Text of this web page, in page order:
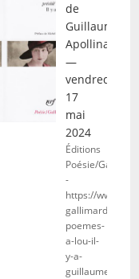
de
Guillaume
Apollinaire
—
vendredi
17
mai
2024
Éditions
Poésie/
-
https://
gallimard.com/
poemes-
a-lou-il-
y-a-
guillaume-